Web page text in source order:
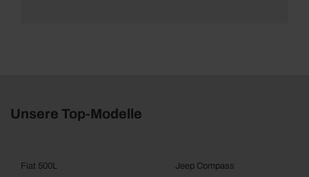
Unsere Top-Modelle
Fiat 500L Jeep Compass